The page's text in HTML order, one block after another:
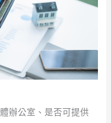
辦公室、是否可提供